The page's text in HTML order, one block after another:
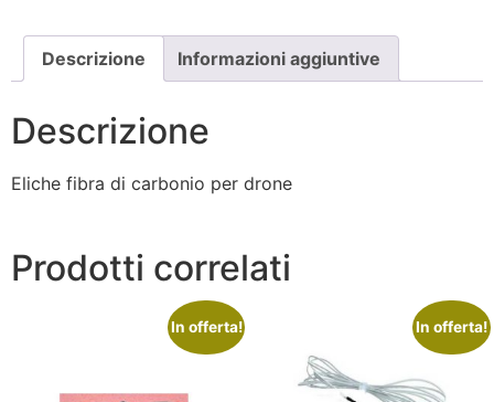
Descrizione Informazioni aggiuntive
Descrizione
Eliche fibra di carbonio per drone
Prodotti correlati
In offerta! In offerta!